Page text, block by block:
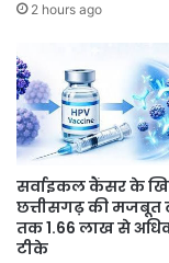
2 hours ago
सर्वाइकल कैंसर के
छत्तीसगढ़ की मजबूत
तक 1.66 लाख से
टीके